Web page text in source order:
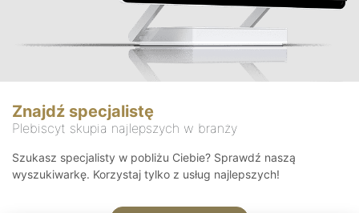
Znajdź specjalistę
Plebiscyt skupia najlepszych w branży
Szukasz specjalisty w pobliżu Ciebie? Sprawdź naszą
wyszukiwarkę. Korzystaj tylko z usług najlepszych!